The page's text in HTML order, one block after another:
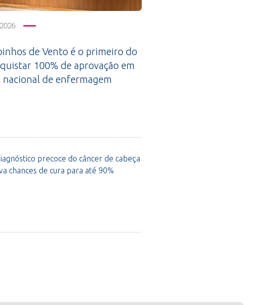
de Vento é o primeiro do
100% de aprovação em
de enfermagem
precoce do câncer de cabeça
chances de cura para até 90%